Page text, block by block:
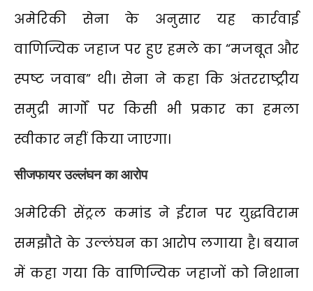
अमेरिकी सेना के अनुसार यह कार्रवाई
वाणिज्यिक जहाज पर हुए हमले का “मजबूत और
स्पष्ट जवाब” थी। सेना ने कहा कि अंतरराष्ट्रीय
समुद्री मार्गों पर किसी भी प्रकार का हमला
स्वीकार नहीं किया जाएगा।
सीजफायर उल्लंघन का आरोप
अमेरिकी सेंट्रल कमांड ने ईरान पर युद्धविराम
समझौते के उल्लंघन का आरोप लगाया है। बयान
में कहा गया कि वाणिज्यिक जहाजों को निशाना